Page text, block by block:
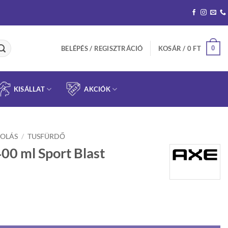
BELÉPÉS / REGISZTRÁCIÓ KOSÁR / 0 FT 0
KISÁLLAT AKCIÓK
/ TUSFÜRDŐ
ml Sport Blast